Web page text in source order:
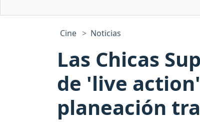
Cine Noticias
Las Chicas
de 'live
planeación